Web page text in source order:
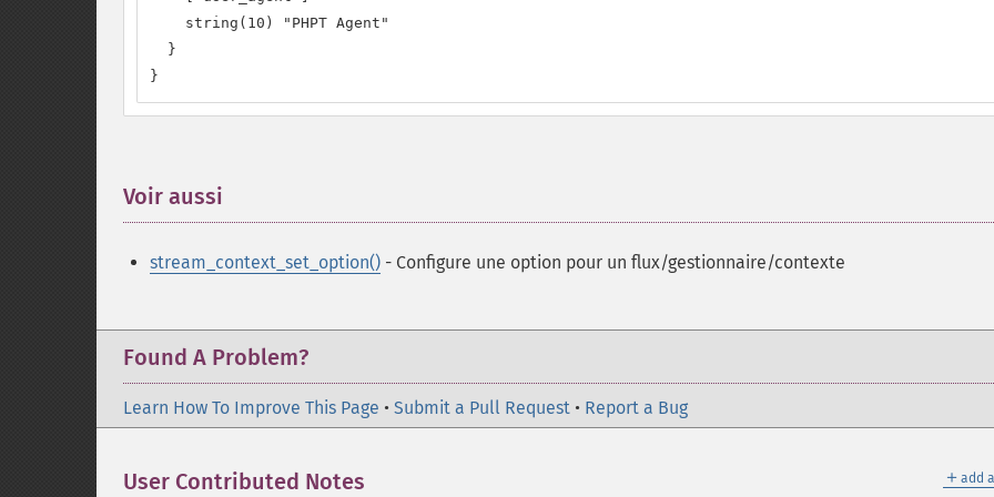
    string(10) "PHPT Agent"
  }
}
Voir aussi
stream_context_set_option() - Configure une option pour un flux/gestionnaire/contexte
Found A Problem?
Learn How To Improve This Page • Submit a Pull Request • Report a Bug
＋ add
User Contributed Notes